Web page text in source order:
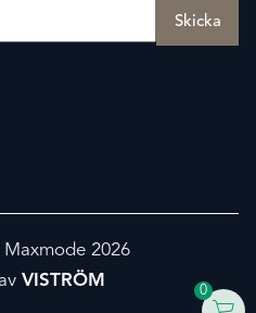
2026
VISTRÖM
0